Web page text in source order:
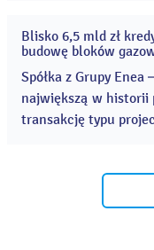
odnawialne źródła
dystrybucyjnej. ...
Blisko 6,5 mld zł
budowę bloków
Spółka z Grupy Enea
największą w historii
transakcję typu